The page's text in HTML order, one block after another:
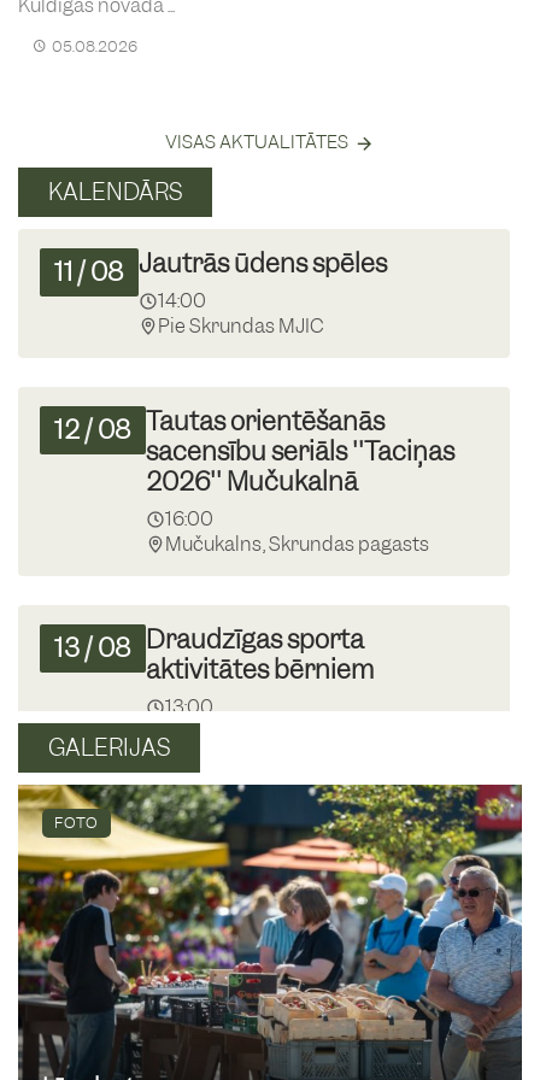
05.08.2026
VISAS AKTUALITĀTES
KALENDĀRS
11 /08 Jautrās ūdens spēles
14:00
Pie Skrundas MJIC
12/08 Tautas orientēšanās
sacensību seriāls ''Taciņas
2026'' Mučukalnā
16:00
Mučukalns, Skrundas pagasts
13/08 Draudzīgas sporta
aktivitātes bērniem
13:00
Skrundas MJIC
16/08 Krāmu tirgus Skrundā
09:00
Skrundas tirgus laukums
19 08 Basketbola spēle “Mīnusi”
13:00
Skrundas pamatskolas basketbola
laukumā
GALERIJAS
FOTO